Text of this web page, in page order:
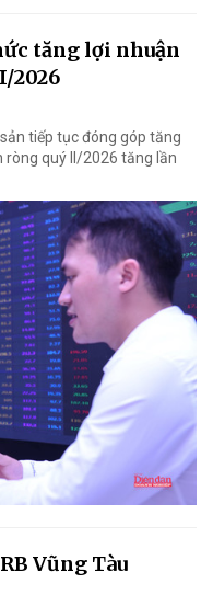
tăng lợi nhuận
2026
tiếp tục đóng góp tăng
ròng quý II/2026 tăng lần
Vũng Tàu